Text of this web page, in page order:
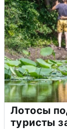
Лотосы
туристы